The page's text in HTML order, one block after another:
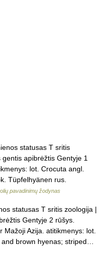
statusas T sritis
apibrėžtis Gentyje 1
lot. Crocuta angl.
Tüpfelhyänen rus.
pavadinimų žodynas
statusas T sritis zoologija |
Gentyje 2 rūšys.
Azija. atitikmenys: lot.
brown hyenas; striped…